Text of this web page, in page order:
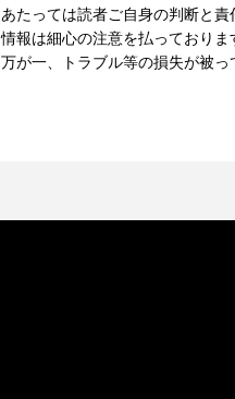
あたっては読者ご自身の判断と
情報は細心の注意を払っておりま
万が一、トラブル等の損失が被っ